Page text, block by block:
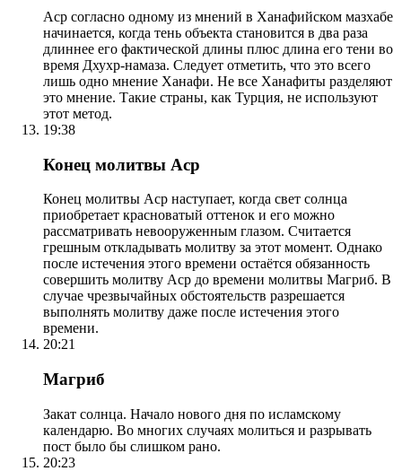
Аср согласно одному из мнений в Ханафийском мазхабе
начинается, когда тень объекта становится в два раза
длиннее его фактической длины плюс длина его тени во
время Дхухр-намаза. Следует отметить, что это всего
лишь одно мнение Ханафи. Не все Ханафиты разделяют
это мнение. Такие страны, как Турция, не используют
этот метод.
19:38
Конец молитвы Аср
Конец молитвы Аср наступает, когда свет солнца
приобретает красноватый оттенок и его можно
рассматривать невооруженным глазом. Считается
грешным откладывать молитву за этот момент. Однако
после истечения этого времени остаётся обязанность
совершить молитву Аср до времени молитвы Магриб. В
случае чрезвычайных обстоятельств разрешается
выполнять молитву даже после истечения этого
времени.
20:21
Магриб
Закат солнца. Начало нового дня по исламскому
календарю. Во многих случаях молиться и разрывать
пост было бы слишком рано.
20:23